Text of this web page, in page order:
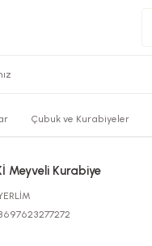
Çubuk ve Kurabiyeler
Meyveli Kurabiye